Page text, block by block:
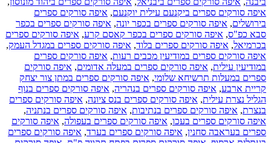
איפה סורקים ספרים ביקנעם עילית יוקנעם, איפה סורקים ספרים
בירושלים, איפה סורקים ספרים בכפר יונה, איפה סורקים ספרים בכפר
סבא כפ"ס, איפה סורקים ספרים בכפר קאסם קרע, איפה סורקים ספרים
בכרמיאל, איפה סורקים ספרים בלוד, איפה סורקים ספרים במגדל העמק,
איפה סורקים ספרים במודיעין מכבים רעות, איפה סורקים ספרים
במודיעין עילית, איפה סורקים ספרים במעלה אדומים, איפה סורקים
ספרים במעלות תרשיחא שלומי, איפה סורקים ספרים במתן צור יצחק
קריית ארבע, איפה סורקים ספרים בנהריה, איפה סורקים ספרים בנוף
הגליל נצרת עילית, איפה סורקים ספרים בנס ציונה, איפה סורקים ספרים
בנצרת, איפה סורקים ספרים בנתיבות, איפה סורקים ספרים בנתניה,
איפה סורקים ספרים בעכו, איפה סורקים ספרים בעפולה, איפה סורקים
ספרים בעראבה סחנין, איפה סורקים ספרים בערד, איפה סורקים ספרים